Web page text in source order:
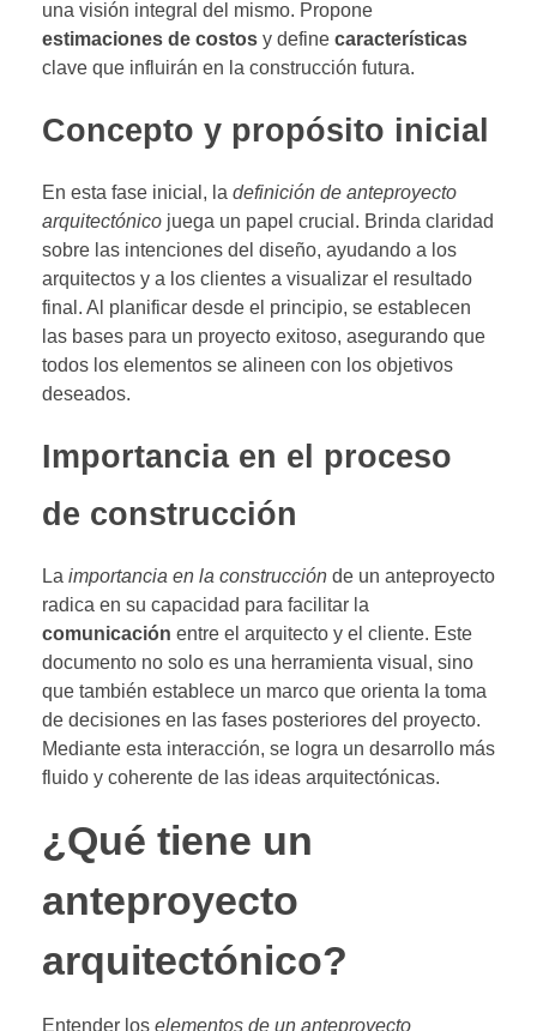
una visión integral del mismo. Propone
estimaciones de costos y define características
clave que influirán en la construcción futura.
Concepto y propósito inicial
En esta fase inicial, la definición de anteproyecto
arquitectónico juega un papel crucial. Brinda claridad
sobre las intenciones del diseño, ayudando a los
arquitectos y a los clientes a visualizar el resultado
final. Al planificar desde el principio, se establecen
las bases para un proyecto exitoso, asegurando que
todos los elementos se alineen con los objetivos
deseados.
Importancia en el proceso
de construcción
La importancia en la construcción de un anteproyecto
radica en su capacidad para facilitar la
comunicación entre el arquitecto y el cliente. Este
documento no solo es una herramienta visual, sino
que también establece un marco que orienta la toma
de decisiones en las fases posteriores del proyecto.
Mediante esta interacción, se logra un desarrollo más
fluido y coherente de las ideas arquitectónicas.
¿Qué tiene un
anteproyecto
arquitectónico?
Entender los elementos de un anteproyecto